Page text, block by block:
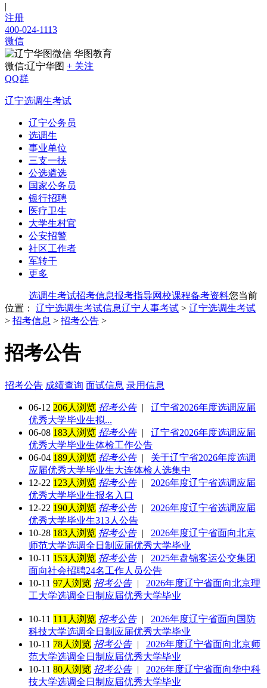
|
注册
400-024-1113
微信
华图教育
微信:辽宁华图 + 关注
QQ群
辽宁选调生考试
辽宁公务员
选调生
事业单位
三支一扶
公选遴选
国家公务员
银行招聘
医疗卫生
大学生村官
公安招警
社区工作者
军转干
更多
选调生考试招考信息报考指导网校课程备考资料您当前
位置： 辽宁选调生考试信息辽宁人事考试 > 辽宁选调生考试
> 招考信息 > 招考公告 >
招考公告
招考公告 成绩查询 面试信息 录用信息
06-12 206人浏览 招考公告|
辽宁省2026年度选调应届
优秀大学毕业生拟...
06-08 183人浏览 招考公告|
辽宁省2026年度选调应届
优秀大学毕业生体检工作公告
06-04 189人浏览 招考公告|
关于辽宁省2026年度选调
应届优秀大学毕业生大连体检人选集中
12-22 123人浏览 招考公告|
2026年度辽宁省选调应届
优秀大学毕业生报名入口
12-22 190人浏览 招考公告|
2026年度辽宁省选调应届
优秀大学毕业生313人公告
10-28 183人浏览 招考公告|
2026年度辽宁省面向北京
师范大学选调全日制应届优秀大学毕业
10-11 153人浏览 招考公告|
2025年盘锦客运公交集团
面向社会招聘24名工作人员公告
10-11 97人浏览 招考公告|
2026年度辽宁省面向北京理
工大学选调全日制应届优秀大学毕业
10-11 111人浏览 招考公告|
2026年度辽宁省面向国防
科技大学选调全日制应届优秀大学毕业
10-11 78人浏览 招考公告|
2026年度辽宁省面向北京师
范大学选调全日制应届优秀大学毕业
10-11 80人浏览 招考公告|
2026年度辽宁省面向华中科
技大学选调全日制应届优秀大学毕业